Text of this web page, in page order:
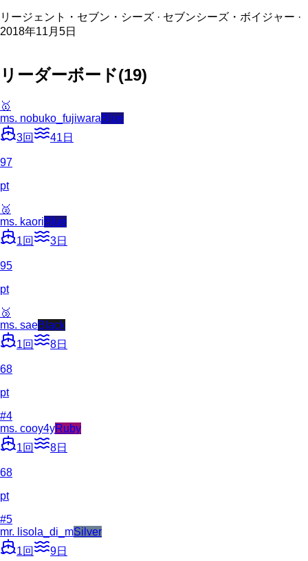
リージェント・セブン・シーズ · セブンシーズ・ボイジャー ·
2018年11月5日
リーダーボード(19)
🥇
ms. nobuko_fujiwara Blue
3回 41 日
97
pt
🥈
ms. kaori Blue
1回 3日
95
pt
🥉
ms. saeBlack
1回 8日
68
pt
#4
ms. cooy4yRuby
1回 8日
68
pt
#5
mr. lisola_di_mSilver
1回 9日